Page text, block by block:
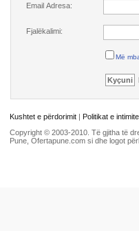
Email Adresa:
Fjalëkalimi:
Më
Kushtet e përdorimit | Politikat e
Copyright © 2003-2010. Të gjitha të
Pune, Ofertapune.com si dhe logot